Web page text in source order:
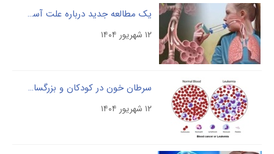
یک مطالعه جدید درباره علت آسم و آلرژی‌های فصلی
۱۲ شهریور ۱۴۰۴
سرطان خون در کودکان و بزرگسالان: علل، علائم و درمان
۱۲ شهریور ۱۴۰۴